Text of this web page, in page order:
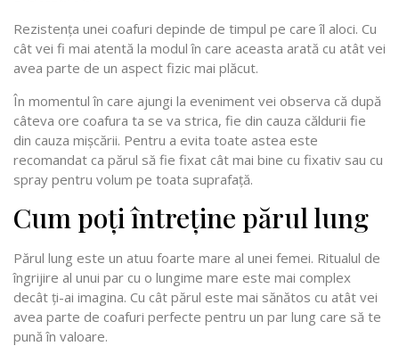
Rezistența unei coafuri depinde de timpul pe care îl aloci. Cu
cât vei fi mai atentă la modul în care aceasta arată cu atât vei
avea parte de un aspect fizic mai plăcut.
În momentul în care ajungi la eveniment vei observa că după
câteva ore coafura ta se va strica, fie din cauza căldurii fie
din cauza mișcării. Pentru a evita toate astea este
recomandat ca părul să fie fixat cât mai bine cu fixativ sau cu
spray pentru volum pe toata suprafață.
Cum poți întreține părul lung
Părul lung este un atuu foarte mare al unei femei. Ritualul de
îngrijire al unui par cu o lungime mare este mai complex
decât ți-ai imagina. Cu cât părul este mai sănătos cu atât vei
avea parte de coafuri perfecte pentru un par lung care să te
pună în valoare.